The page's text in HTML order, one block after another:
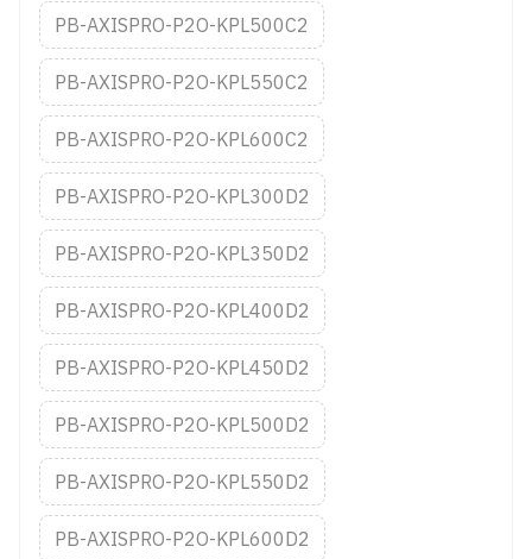
PB-AXISPRO-P2O-KPL500C2
PB-AXISPRO-P2O-KPL550C2
PB-AXISPRO-P2O-KPL600C2
PB-AXISPRO-P2O-KPL300D2
PB-AXISPRO-P2O-KPL350D2
PB-AXISPRO-P2O-KPL400D2
PB-AXISPRO-P2O-KPL450D2
PB-AXISPRO-P2O-KPL500D2
PB-AXISPRO-P2O-KPL550D2
PB-AXISPRO-P2O-KPL600D2